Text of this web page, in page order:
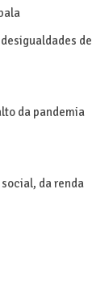
de
da pandemia
da renda